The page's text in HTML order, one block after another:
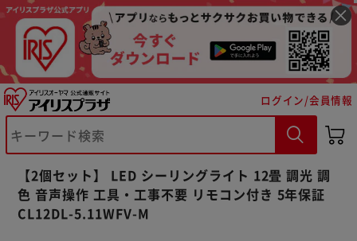
ログイン/会員情報
【2個セット】 LED シーリングライト 12畳 調光 調
色 音声操作 工具・工事不要 リモコン付き 5年保証
CL12DL-5.11WFV-M